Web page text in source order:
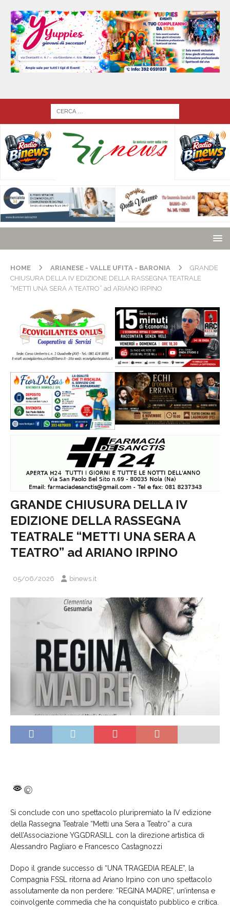
HOME ARIANESE - VALLE UFITA - BARONIA
GRANDE
CHIUSURA DELLA IV EDIZIONE DELLA RASSEGNA TEATRALE
“METTI UNA SERA A TEATRO” ad ARIANO IRPINO
GRANDE CHIUSURA DELLA IV
EDIZIONE DELLA RASSEGNA
TEATRALE “METTI UNA SERA A
TEATRO” ad ARIANO IRPINO
05/06/2026 binews.it
Si conclude con uno spettacolo pluripremiato la IV edizione
della Rassegna Teatrale “Metti una Sera a Teatro” a cura
dell’Associazione YGGDRASILL con la direzione artistica di
Alessandro Pagliaro e Francesco Castagnozzi
Dopo il grande successo di “UNA TRAGEDIA REALE”, la
Compagnia FSSL ritorna ad Ariano Irpino con uno spettacolo
assolutamente da non perdere: “REGINA MADRE”, un’intensa e
coinvolgente commedia che ha conquistato pubblico e critica.